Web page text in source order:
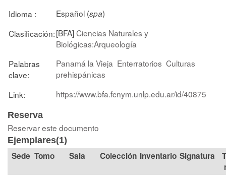
Idioma : Español (spa)
Clasificación:[BFA]Ciencias Naturales y
Biológicas:Arqueología
Palabras
clave:
Panamá la Vieja Enterratorios Culturas
prehispánicas
Link:
https://www.bfa.fcnym.unlp.edu.ar/id/40875
Reserva
Reservar este documento
Ejemplares(1)
Tomo Sala Colección Signatura